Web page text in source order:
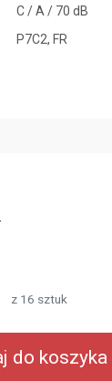
C / A / 70 dB
P7C2, FR
z 16 sztuk